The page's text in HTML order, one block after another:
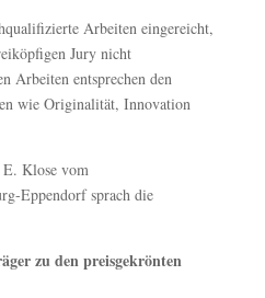
Arbeiten eingereicht,
Jury nicht
Arbeiten entsprechen den
wie Originalität, Innovation
Klose vom
Eppendorf sprach die
zu den preisgekrönten